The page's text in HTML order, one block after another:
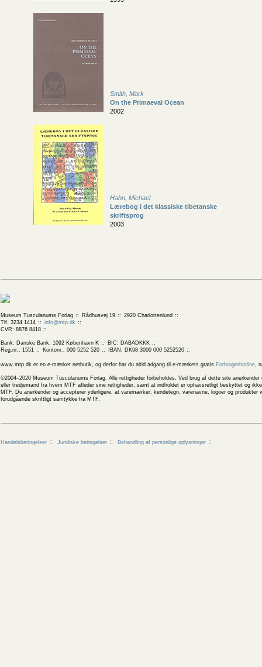
Smith, Mark
On the Primaeval Ocean
2002
Hahn, Michael
Lærebog i det klassiske tibetanske
skriftsprog
2003
Museum Tusculanums Forlag Rådhusvej 19
2920 Charlottenlund
Tlf. 3234 1414
info@mtp.dk
CVR: 8876 8418
Bank: Danske Bank, 1092 København K
BIC: DABADKKK
Reg.nr.: 1551
Kontonr.: 000 5252 520 IBAN: DK98 3000 000 5252520
www.mtp.dk er en e-mærket netbutik, og derfor har du altid adgang til e-mærkets gratis Forbrugerhotline,
©2004–2020 Museum Tusculanums Forlag. Alle rettigheder forbeholdes. Ved brug af dette site
eller tredjemand fra hvem MTF afleder sine rettigheder, samt at indholdet er ophavsretligt beskyttet og
MTF. Du anerkender og accepterer yderligere, at varemærker, kendetegn, varenavne, logoer og
forudgående skriftligt samtykke fra MTF.
Handelsbetingelser Juridiske betingelser Behandling af personlige oplysninger